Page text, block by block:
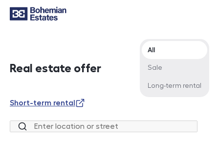
Real estate offer
Offer type
All
Sale
Long-term rental
Short-term rental
Location or street